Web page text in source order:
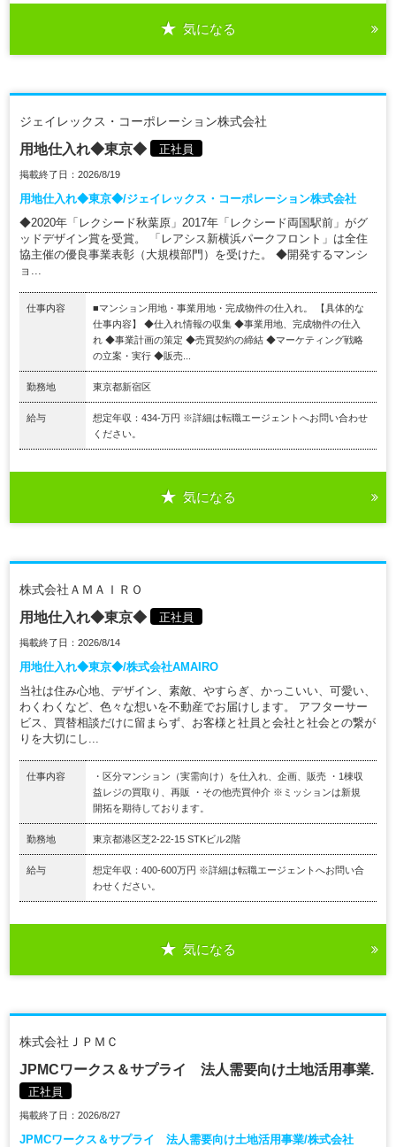
気になる
ジェイレックス・コーポレーション株式会社
用地仕入れ◆東京◆ 正社員
掲載終了日：2026/8/19
用地仕入れ◆東京◆/ジェイレックス・コーポレーション株式会社
◆2020年「レクシード秋葉原」2017年「レクシード両国駅前」がグ
ッドデザイン賞を受賞。 「レアシス新横浜パークフロント」は全住
協主催の優良事業表彰（大規模部門）を受けた。 ◆開発するマンシ
ョ...
仕事内容
■マンション用地・事業用地・完成物件の仕入れ。 【具体的な
仕事内容】 ◆仕入れ情報の収集 ◆事業用地、完成物件の仕入
れ ◆事業計画の策定 ◆売買契約の締結 ◆マーケティング戦略
の立案・実行 ◆販売...
勤務地 東京都新宿区
給与
想定年収：434-万円 ※詳細は転職エージェントへお問い合わせ
ください。
気になる
株式会社ＡＭＡＩＲＯ
用地仕入れ◆東京◆ 正社員
掲載終了日：2026/8/14
用地仕入れ◆東京◆/株式会社AMAIRO
当社は住み心地、デザイン、素敵、やすらぎ、かっこいい、可愛い、
わくわくなど、色々な想いを不動産でお届けします。 アフターサー
ビス、買替相談だけに留まらず、お客様と社員と会社と社会との繋が
りを大切にし...
仕事内容
・区分マンション（実需向け）を仕入れ、企画、販売 ・1棟収
益レジの買取り、再販 ・その他売買仲介 ※ミッションは新規
開拓を期待しております。
勤務地 東京都港区芝2-22-15 STKビル2階
給与
想定年収：400-600万円 ※詳細は転職エージェントへお問い合
わせください。
気になる
株式会社ＪＰＭＣ
JPMCワークス＆サプライ 法人需要向け土地活用事業.
正社員
掲載終了日：2026/8/27
JPMCワークス＆サプライ 法人需要向け土地活用事業/株式会社